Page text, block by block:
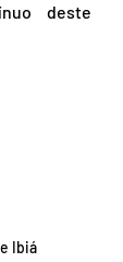
deste
Ibiá